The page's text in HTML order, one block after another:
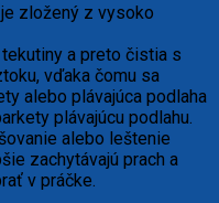
zložený z vysoko
a preto čistia s
vďaka čomu sa
alebo plávajúca podlaha
plávajúcu podlahu.
alebo leštenie
zachytávajú prach a
v práčke.